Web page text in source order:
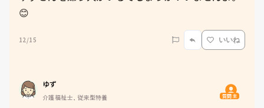
😊
12/15 いいね
ゆず
介護福祉士, 従来型特養 質問主